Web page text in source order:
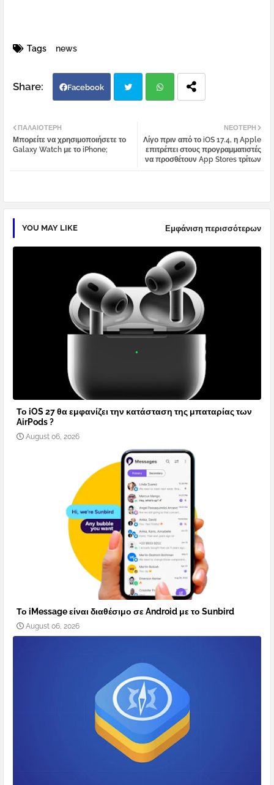
Tags news
Facebook
tter atsa
ΝΕΌΤΕΡΗ
Λίγο πριν από το iOS 17.4, η Apple
επιτρέπει στους προγραμματιστές
να προσθέτουν App Stores τρίτων
ΠΑΛΑΙΌΤΕΡΗ
Μπορείτε να χρησιμοποιήσετε το
Galaxy Watch με το iPhone;
YOU MAY LIKE Εμφάνιση περισσότερων
Το iOS 27 θα εμφανίζει την κατάσταση της μπαταρίας των
AirPods ?
August 06, 2026
Το iMessage είναι διαθέσιμο σε Android με το Sunbird
August 06, 2026